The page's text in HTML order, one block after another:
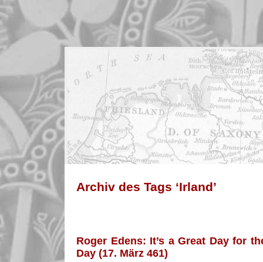
Archiv des Tags ‘Irland’
Roger Edens: It’s a Great Day for
Day (17. März 461)